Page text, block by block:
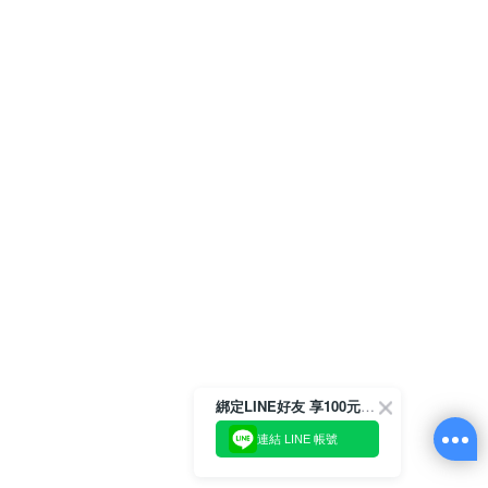
綁定LINE好友 享100元折價券
連結 LINE 帳號